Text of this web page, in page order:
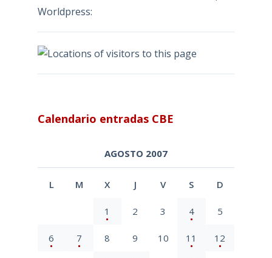
Worldpress:
Calendario entradas CBE
AGOSTO 2007
L M X J V S D
1 2 3 4 5
6 7 8 9 10 11 12